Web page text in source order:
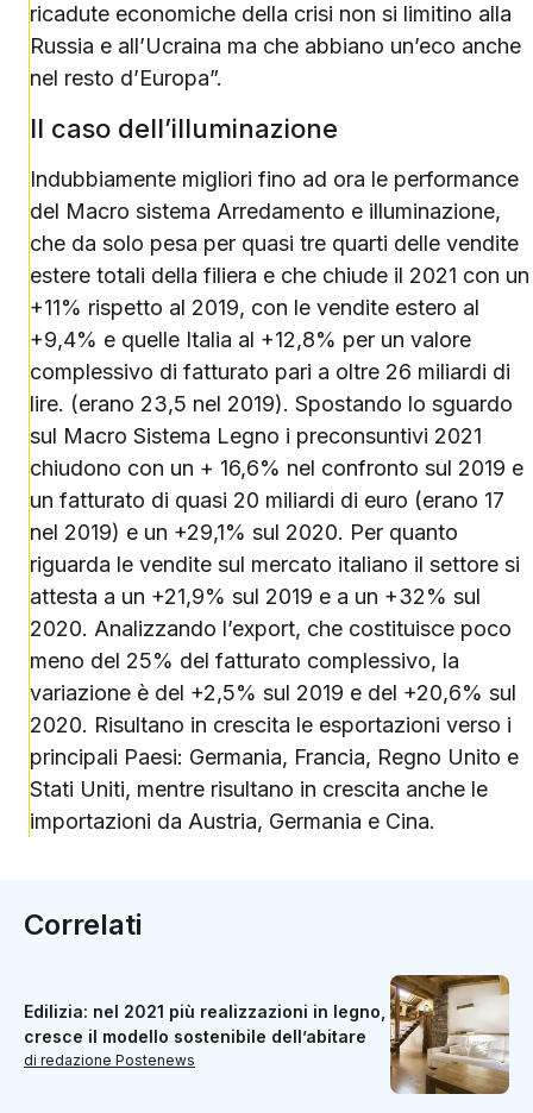
ricadute economiche della crisi non si limitino alla
Russia e all’Ucraina ma che abbiano un’eco anche
nel resto d’Europa”.
Il caso dell’illuminazione
Indubbiamente migliori fino ad ora le performance
del Macro sistema Arredamento e illuminazione,
che da solo pesa per quasi tre quarti delle vendite
estere totali della filiera e che chiude il 2021 con un
+11% rispetto al 2019, con le vendite estero al
+9,4% e quelle Italia al +12,8% per un valore
complessivo di fatturato pari a oltre 26 miliardi di
lire. (erano 23,5 nel 2019). Spostando lo sguardo
sul Macro Sistema Legno i preconsuntivi 2021
chiudono con un + 16,6% nel confronto sul 2019 e
un fatturato di quasi 20 miliardi di euro (erano 17
nel 2019) e un +29,1% sul 2020. Per quanto
riguarda le vendite sul mercato italiano il settore si
attesta a un +21,9% sul 2019 e a un +32% sul
2020. Analizzando l’export, che costituisce poco
meno del 25% del fatturato complessivo, la
variazione è del +2,5% sul 2019 e del +20,6% sul
2020. Risultano in crescita le esportazioni verso i
principali Paesi: Germania, Francia, Regno Unito e
Stati Uniti, mentre risultano in crescita anche le
importazioni da Austria, Germania e Cina.
Correlati
Edilizia: nel 2021 più realizzazioni in legno,
cresce il modello sostenibile dell’abitare
di redazione Postenews